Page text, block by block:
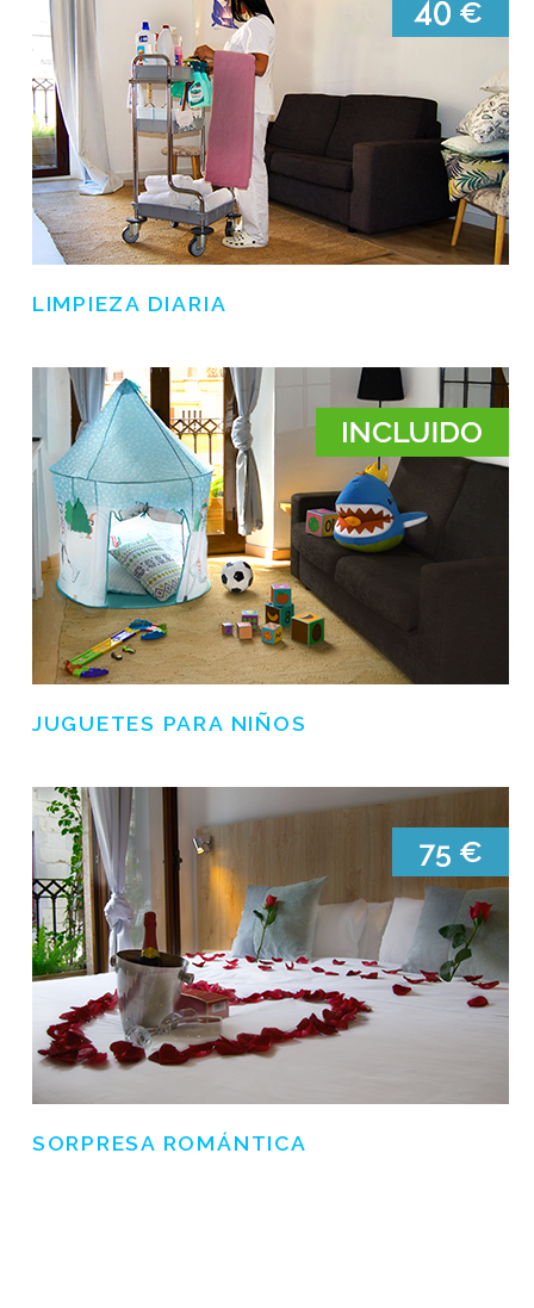
LIMPIEZA DIARIA
JUGUETES PARA NIÑOS
SORPRESA ROMÁNTICA